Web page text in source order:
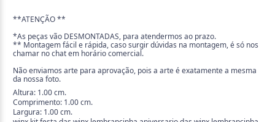
**ATENÇÃO **
*As peças vão DESMONTADAS, para atendermos ao prazo.
** Montagem fácil e rápida, caso surgir dúvidas na montagem, é só nos
chamar no chat em horário comercial.
Não enviamos arte para aprovação, pois a arte é exatamente a mesma
da nossa foto.
Altura: 1.00 cm.
Comprimento: 1.00 cm.
Largura: 1.00 cm.